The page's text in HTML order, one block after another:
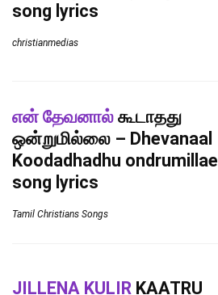
song lyrics
christianmedias
என் தேவனால் கூடாதது
ஒன்றுமில்லை – Dhevanaal
Koodadhadhu ondrumillae
song lyrics
Tamil Christians Songs
JILLENA KULIR KAATRU